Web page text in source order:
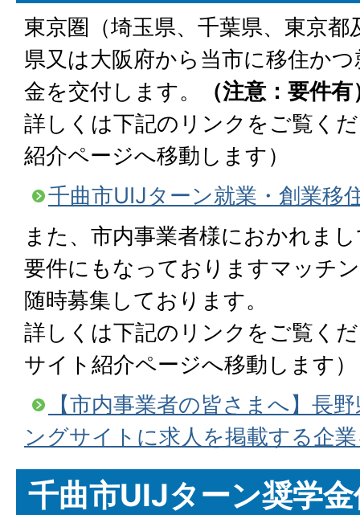
東京圏（埼玉県、千葉県、東京
県又は大阪府から当市に移住か
金を交付します。
（注意：要件有
詳しくは下記のリンクをご覧く
紹介ページへ移動します）
千曲市UIJターン就業・創業移
また、市内事業者様におかれま
要件にもなっておりますマッチ
随時募集しております。
詳しくは下記のリンクをご覧く
サイト紹介ページへ移動します）
【市内事業者の皆さまへ】長
ングサイトに求人を掲載する企
千曲市UIJターン奨学